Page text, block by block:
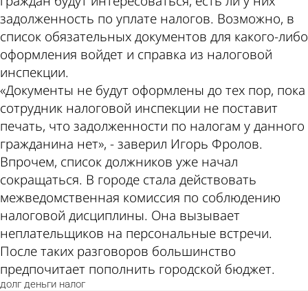
задолженность по уплате налогов. Возможно, в
список обязательных документов для какого-либо
оформления войдет и справка из налоговой
инспекции.
«Документы не будут оформлены до тех пор, пока
сотрудник налоговой инспекции не поставит
печать, что задолженности по налогам у данного
гражданина нет», - заверил Игорь Фролов.
Впрочем, список должников уже начал
сокращаться. В городе стала действовать
межведомственная комиссия по соблюдению
налоговой дисциплины. Она вызывает
неплательщиков на персональные встречи.
После таких разговоров большинство
предпочитает пополнить городской бюджет.
долг деньги налог